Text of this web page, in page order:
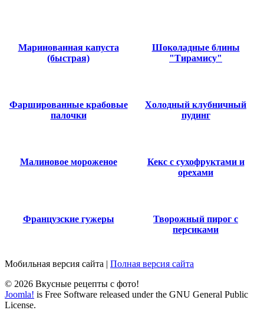
Маринованная капуста
(быстрая)
Шоколадные блины
"Тирамису"
Фаршированные крабовые
палочки
Холодный клубничный
пудинг
Малиновое мороженое
Кекс с сухофруктами и
орехами
Французские гужеры
Творожный пирог с
персиками
Мобильная версия сайта | Полная версия сайта
© 2026 Вкусные рецепты с фото!
Joomla! is Free Software released under the GNU General Public
License.